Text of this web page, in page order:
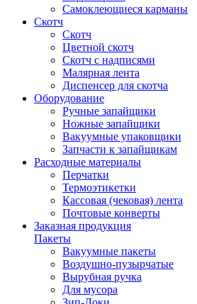
Самоклеющиеся карманы
Скотч
Скотч
Цветной скотч
Скотч с надписями
Малярная лента
Диспенсер для скотча
Оборудование
Ручные запайщики
Ножные запайщики
Вакуумные упаковщики
Запчасти к запайщикам
Расходные материалы
Перчатки
Термоэтикетки
Кассовая (чековая) лента
Почтовые конверты
Заказная продукция
Пакеты
Вакуумные пакеты
Воздушно-пузырчатые
Вырубная ручка
Для мусора